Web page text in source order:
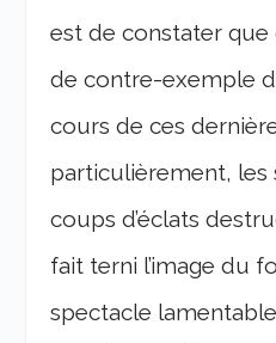
est de constater que
de contre-exemple
cours de ces
particulièrement, les
coups d’éclats
fait terni l’image du
spectacle